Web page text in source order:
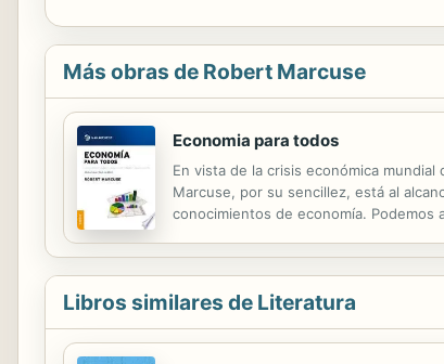
Más obras de Robert Marcuse
Economia para todos
En vista de la crisis económica
Marcuse, por su sencillez, está al
conocimientos de economía.
Libros similares de Literatura